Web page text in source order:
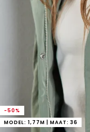
-50%
MODEL: 1,77M | MAAT: 36